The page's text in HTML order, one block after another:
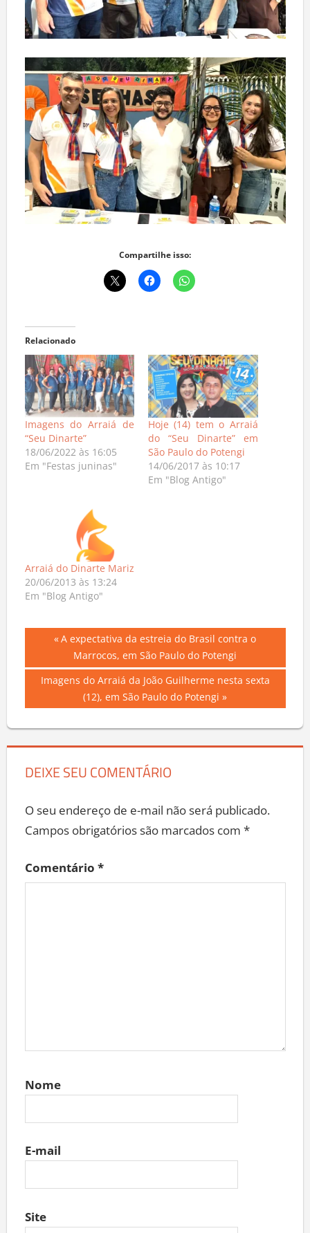
Compartilhe isso:
Relacionado
Imagens do Arraiá de
“Seu Dinarte”
18/06/2022 às 16:05
Em "Festas juninas"
Hoje (14) tem o Arraiá
do “Seu Dinarte” em
São Paulo do Potengi
14/06/2017 às 10:17
Em "Blog Antigo"
Arraiá do Dinarte Mariz
20/06/2013 às 13:24
Em "Blog Antigo"
Navegação
de
Previous
Post:
A expectativa da estreia do Brasil contra o
Marrocos, em São Paulo do Potengi
Next
Imagens do Arraiá da João Guilherme nesta sexta
(12), em São Paulo do Potengi
DEIXE SEU COMENTÁRIO
O seu endereço de e-mail não será publicado.
Campos obrigatórios são marcados com *
Comentário *
Nome
E-mail
Site